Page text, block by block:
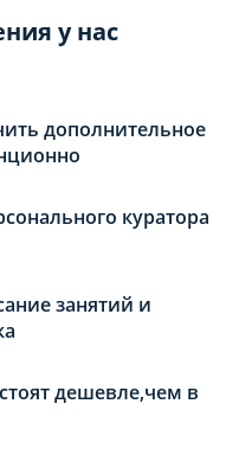
у нас
дополнительное
куратора
занятий и
дешевле,чем в